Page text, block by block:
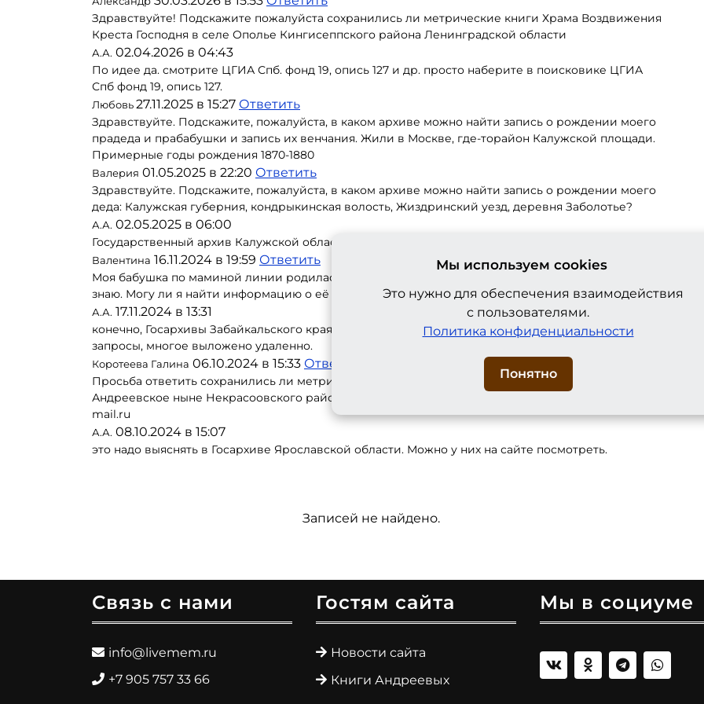
Здравствуйте! Подскажите пожалуйста сохранились ли метрические книги Храма Воздвижения
Креста Господня в селе Ополье Кингисеппского района Ленинградской области
А.А. 02.04.2026 в 04:43
По идее да. смотрите ЦГИА Спб. фонд 19, опись 127 и др. просто наберите в поисковике ЦГИА
Спб фонд 19, опись 127.
Любовь27.11.2025 в 15:27 Ответить
Здравствуйте. Подскажите, пожалуйста, в каком архиве можно найти запись о рождении моего
прадеда и прабабушки и запись их венчания. Жили в Москве, где-торайон Калужской площади.
Примерные годы рождения 1870-1880
Валерия 01.05.2025 в 22:20 Ответить
Здравствуйте. Подскажите, пожалуйста, в каком архиве можно найти запись о рождении моего
деда: Калужская губерния, кондрыкинская волость, Жиздринский уезд, деревня Заболотье?
А.А. 02.05.2025 в 06:00
Государственный архив Калужской области, все выложено на сайте, можно смотреть из дома.
Валентина 16.11.2024 в 19:59 Ответить
Моя бабушка по маминой линии родилась в деревне, в Забайкалье. Название деревни и района
знаю. Могу ли я найти информацию о её родителях?
А.А. 17.11.2024 в 13:31
конечно, Госархивы Забайкальского края, Иркутской области, Бурятии. Отвечают на платные
запросы, многое выложено удаленно.
Коротеева Галина 06.10.2024 в 15:33 Ответить
Просьба ответить сохранились ли метрические книги церкви Покрова Богородицы села
Андреевское ныне Некрасоовского района Ярославской области. Моя эл.почта -galinayarsev@
mail.ru
А.А. 08.10.2024 в 15:07
это надо выяснять в Госархиве Ярославской области. Можно у них на сайте посмотреть.
Записей не найдено.
Связь с нами
info@livemem.ru
+7 905 757 33 66
Гостям сайта
Новости сайта
Книги Андреевых
Мы в социуме
Мы используем cookies
Это нужно для обеспечения взаимодействия
с пользователями.
Политика конфиденциальности
Понятно